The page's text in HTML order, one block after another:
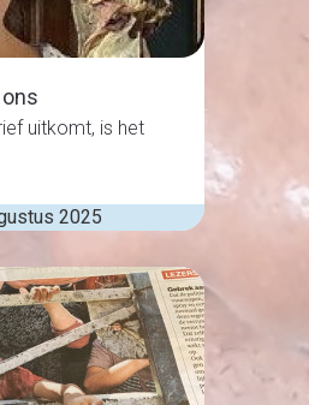
uitkomt, is het
2025